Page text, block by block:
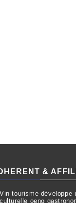
&
Vin tourisme développe
culturelle oeno